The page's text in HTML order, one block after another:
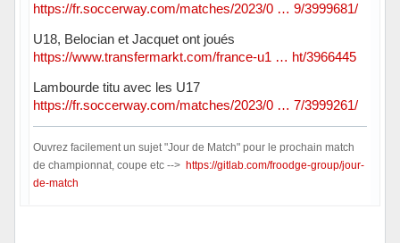
https://fr.soccerway.com/matches/2023/0 … 9/3999681/
U18, Belocian et Jacquet ont joués
https://www.transfermarkt.com/france-u1 … ht/3966445
Lambourde titu avec les U17
https://fr.soccerway.com/matches/2023/0 … 7/3999261/
Ouvrez facilement un sujet "Jour de Match" pour le prochain match
de championnat, coupe etc --> https://gitlab.com/froodge-group/jour-
de-match